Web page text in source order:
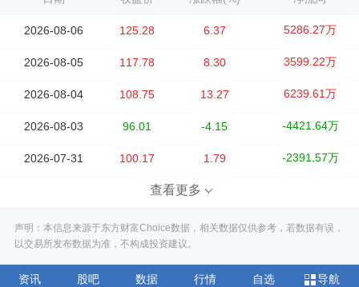
2026-08-06 125.28 6.37 5286.27万
2026-08-05 117.78 8.30 3599.22万
2026-08-04 108.75 13.27 6239.61万
2026-08-03 96.01 -4.15 -4421.64万
2026-07-31 100.17 1.79 -2391.57万
查看更多
声明：本信息来源于东方财富Choice数据，相关数据仅供参考，若数据有误，
以交易所发布数据为准，不构成投资建议。
资讯 股吧 数据 行情 自选 导航